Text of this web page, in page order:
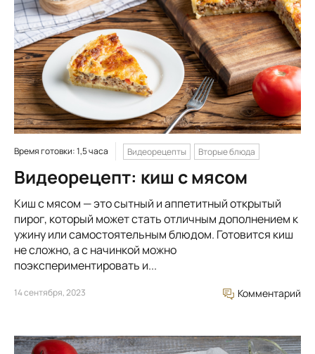
Время готовки: 1,5 часа Видеорецепты Вторые блюда
Видеорецепт: киш с мясом
Киш с мясом — это сытный и аппетитный открытый
пирог, который может стать отличным дополнением к
ужину или самостоятельным блюдом. Готовится киш
не сложно, а с начинкой можно
поэкспериментировать и...
14 сентября, 2023 Комментарий